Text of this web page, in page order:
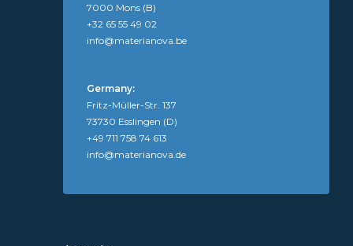
7000 Mons (B)
+32 65 55 49 02
info@materianova.be
Germany:
Fritz-Müller-Str. 137
73730 Esslingen (D)
+49 711 758 74 613
info@materianova.de